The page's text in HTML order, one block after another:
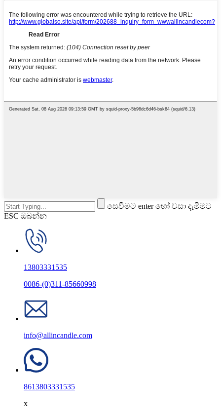
සෙවීමට enter හෝ වසා දැමීමට
ESC ඔබන්න
13803331535
0086-(0)311-85660998
info@allincandle.com
8613803331535
x